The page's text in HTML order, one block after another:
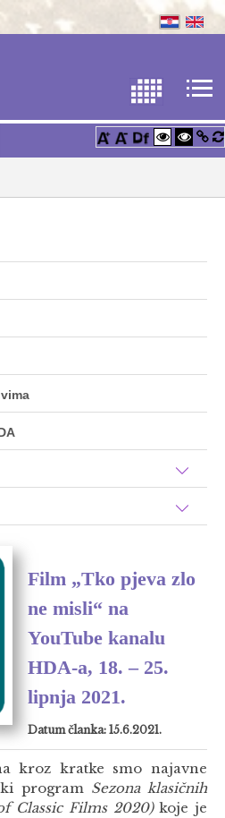
Film „Tko pjeva zlo
ne misli“ na
YouTube kanalu
HDA-a, 18. – 25.
lipnja 2021.
Datum članka: 15.6.2021.
kroz kratke smo najavne
program Sezona klasičnih
Classic Films 2020)koje je